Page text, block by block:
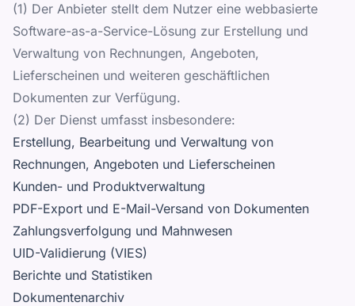
(1) Der Anbieter stellt dem Nutzer eine webbasierte
Software-as-a-Service-Lösung zur Erstellung und
Verwaltung von Rechnungen, Angeboten,
Lieferscheinen und weiteren geschäftlichen
Dokumenten zur Verfügung.
(2) Der Dienst umfasst insbesondere:
Erstellung, Bearbeitung und Verwaltung von
Rechnungen, Angeboten und Lieferscheinen
Kunden- und Produktverwaltung
PDF-Export und E-Mail-Versand von Dokumenten
Zahlungsverfolgung und Mahnwesen
UID-Validierung (VIES)
Berichte und Statistiken
Dokumentenarchiv